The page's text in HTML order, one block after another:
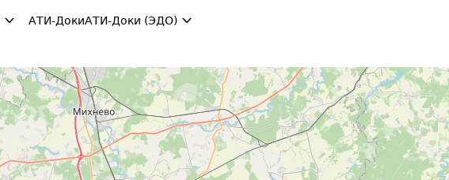
АТИ-ДокиАТИ-Доки (ЭДО)